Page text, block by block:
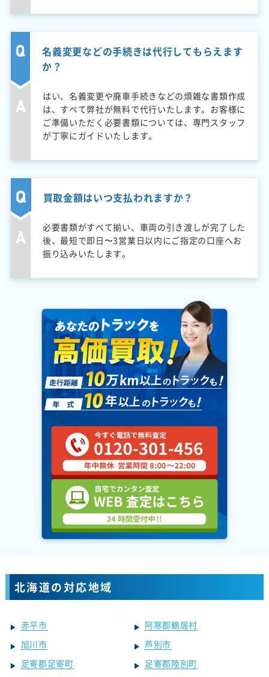
名義変更などの手続きは代行してもらえます
か？
はい、名義変更や廃車手続きなどの煩雑な書類作成
は、すべて弊社が無料で代行いたします。お客様に
ご準備いただく必要書類については、専門スタッフ
が丁寧にガイドいたします。
買取金額はいつ支払われますか？
必要書類がすべて揃い、車両の引き渡しが完了した
後、最短で即日〜3営業日以内にご指定の口座へお
振り込みいたします。
北海道の対応地域
赤平市
阿寒郡鶴居村
旭川市
芦別市
足寄郡足寄町
足寄郡陸別町